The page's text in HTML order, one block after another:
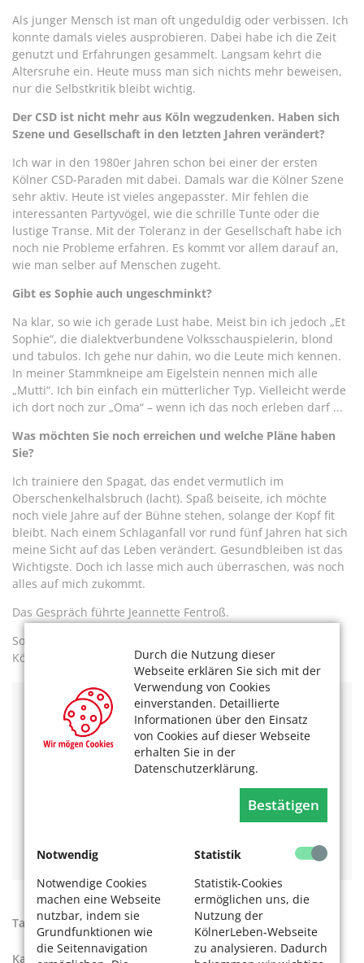
Durch die Nutzung dieser
Webseite erklären Sie sich mit der
Verwendung von Cookies
einverstanden. Detaillierte
Informationen über den Einsatz
von Cookies auf dieser Webseite
erhalten Sie in der
Datenschutzerklärung.
Bestätigen
Notwendig
Notwendige Cookies
machen eine Webseite
nutzbar, indem sie
Grundfunktionen wie
die Seitennavigation
Statistik
Statistik-Cookies
ermöglichen uns, die
Nutzung der
KölnerLeben-Webseite
zu analysieren. Dadurch
Als junger Mensch ist man oft ungeduldig oder verbissen. Ich
konnte damals vieles ausprobieren. Dabei habe ich die Zeit
genutzt und Erfahrungen gesammelt. Langsam kehrt die
Altersruhe ein. Heute muss man sich nichts mehr beweisen,
nur die Selbstkritik bleibt wichtig.
Der CSD ist nicht mehr aus Köln wegzudenken. Haben sich
Szene und Gesellschaft in den letzten Jahren verändert?
Ich war in den 1980er Jahren schon bei einer der ersten
Kölner CSD-Paraden mit dabei. Damals war die Kölner Szene
sehr aktiv. Heute ist vieles angepasster. Mir fehlen die
interessanten Partyvögel, wie die schrille Tunte oder die
lustige Transe. Mit der Toleranz in der Gesellschaft habe ich
noch nie Probleme erfahren. Es kommt vor allem darauf an,
wie man selber auf Menschen zugeht.
Gibt es Sophie auch ungeschminkt?
Na klar, so wie ich gerade Lust habe. Meist bin ich jedoch „Et
Sophie“, die dialektverbundene Volksschauspielerin, blond
und tabulos. Ich gehe nur dahin, wo die Leute mich kennen.
In meiner Stammkneipe am Eigelstein nennen mich alle
„Mutti“. Ich bin einfach ein mütterlicher Typ. Vielleicht werde
ich dort noch zur „Oma“ – wenn ich das noch erleben darf ...
Was möchten Sie noch erreichen und welche Pläne haben
Sie?
Ich trainiere den Spagat, das endet vermutlich im
Oberschenkelhalsbruch (lacht). Spaß beiseite, ich möchte
noch viele Jahre auf der Bühne stehen, solange der Kopf fit
bleibt. Nach einem Schlaganfall vor rund fünf Jahren hat sich
meine Sicht auf das Leben verändert. Gesundbleiben ist das
Wichtigste. Doch ich lasse mich auch überraschen, was noch
alles auf mich zukommt.
Das Gespräch führte Jeannette Fentroß.
Sophie Russel ist am 21.12.2024 unerwartet verstorben. Der
Kölner Travestie-Star wurde 56 Jahre alt.
Das könnte Sie auch interessieren:
Der Theaterverein „Kölsche Bredder“
222 Jahre Hänneschen-Theater –Diese Puppe ist kein
Kölner Köpfe - Im Gespräch mit Samy Orfgen
Kölner Köpfe – Alexandra Kassen
Tags: Christopher Street Day in Köln , CSD
Kategorien: Kultur Unser Köln